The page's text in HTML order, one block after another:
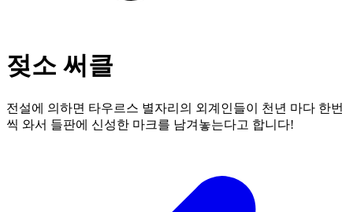
젖소 써클
전설에 의하면 타우르스 별자리의 외계인들이 천년 마다 한번
씩 와서 들판에 신성한 마크를 남겨놓는다고 합니다!